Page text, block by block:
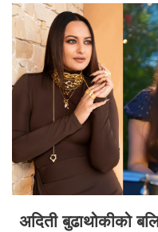
अदिती बुढाथोकीको